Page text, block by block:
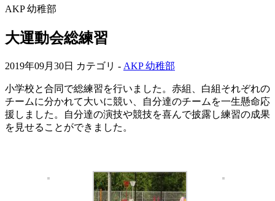
AKP 幼稚部
大運動会総練習
2019年09月30日 カテゴリ - AKP 幼稚部
小学校と合同で総練習を行いました。赤組、白組それぞれの
チームに分かれて大いに競い、自分達のチームを一生懸命応
援しました。自分達の演技や競技を喜んで披露し練習の成果
を見せることができました。